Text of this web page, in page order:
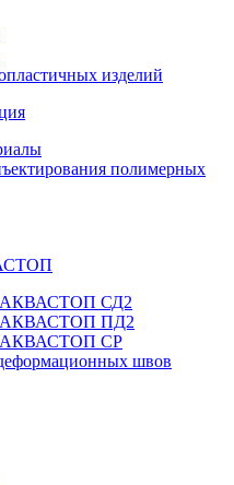
изделий
полимерных
АКВАСТОП СД2
АКВАСТОП ПД2
АКВАСТОП СР
швов